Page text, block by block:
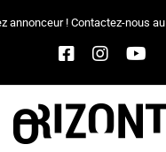
annonceur ! Contactez-nous
Facebook